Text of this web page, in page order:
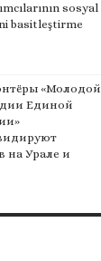
sosyal
basitleştirme
«Молодой
Единой
на Урале и